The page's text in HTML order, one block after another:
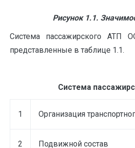
Рисунок 1.1.
Система пассажирского АТП
представленные в таблице 1.1.
Система
1 Организация
2 Подвижной состав